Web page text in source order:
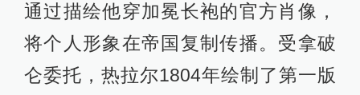
通过描绘他穿加冕长袍的官方肖像，
将个人形象在帝国复制传播。受拿破
仑委托，热拉尔1804年绘制了第一版